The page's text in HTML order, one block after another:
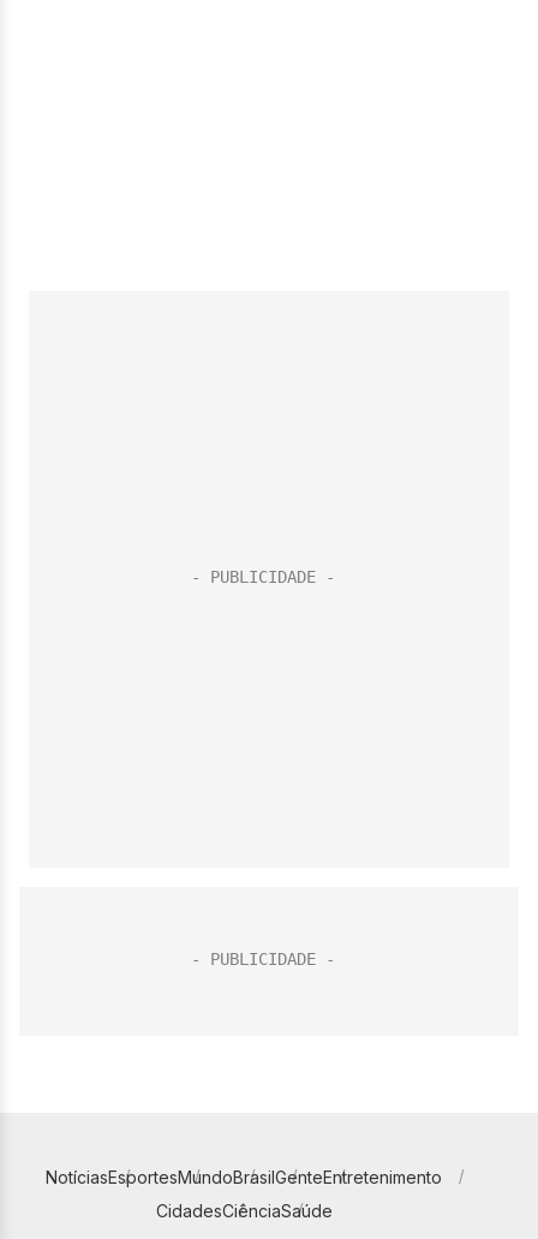
NotíciasEsportesMundoBrasilGenteEntretenimento
CidadesCiênciaSaúde